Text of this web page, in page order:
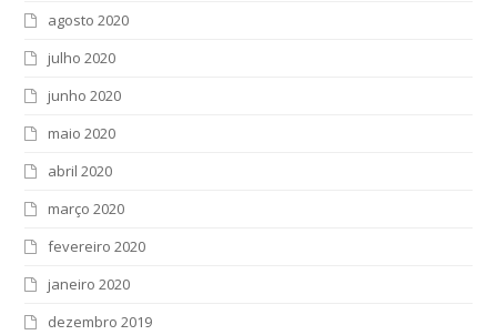
agosto 2020
julho 2020
junho 2020
maio 2020
abril 2020
março 2020
fevereiro 2020
janeiro 2020
dezembro 2019